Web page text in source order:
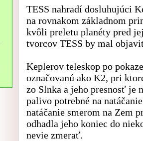
TESS nahradí dosluhujúci
na rovnakom základnom
kvôli preletu planéty pred
tvorcov TESS by mal
Keplerov teleskop po
označovanú ako K2, pri
zo Slnka a jeho presnosť je
palivo potrebné na
natáčanie smerom na Zem
odhadla jeho koniec do
nevie zmerať.